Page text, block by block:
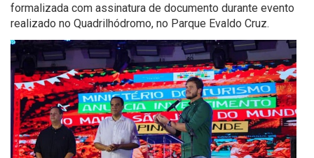
formalizada com assinatura de documento durante evento
realizado no Quadrilhódromo, no Parque Evaldo Cruz.